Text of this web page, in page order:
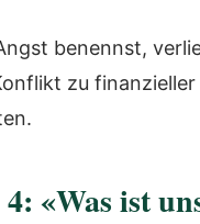
benennst,
zu
«Was ist